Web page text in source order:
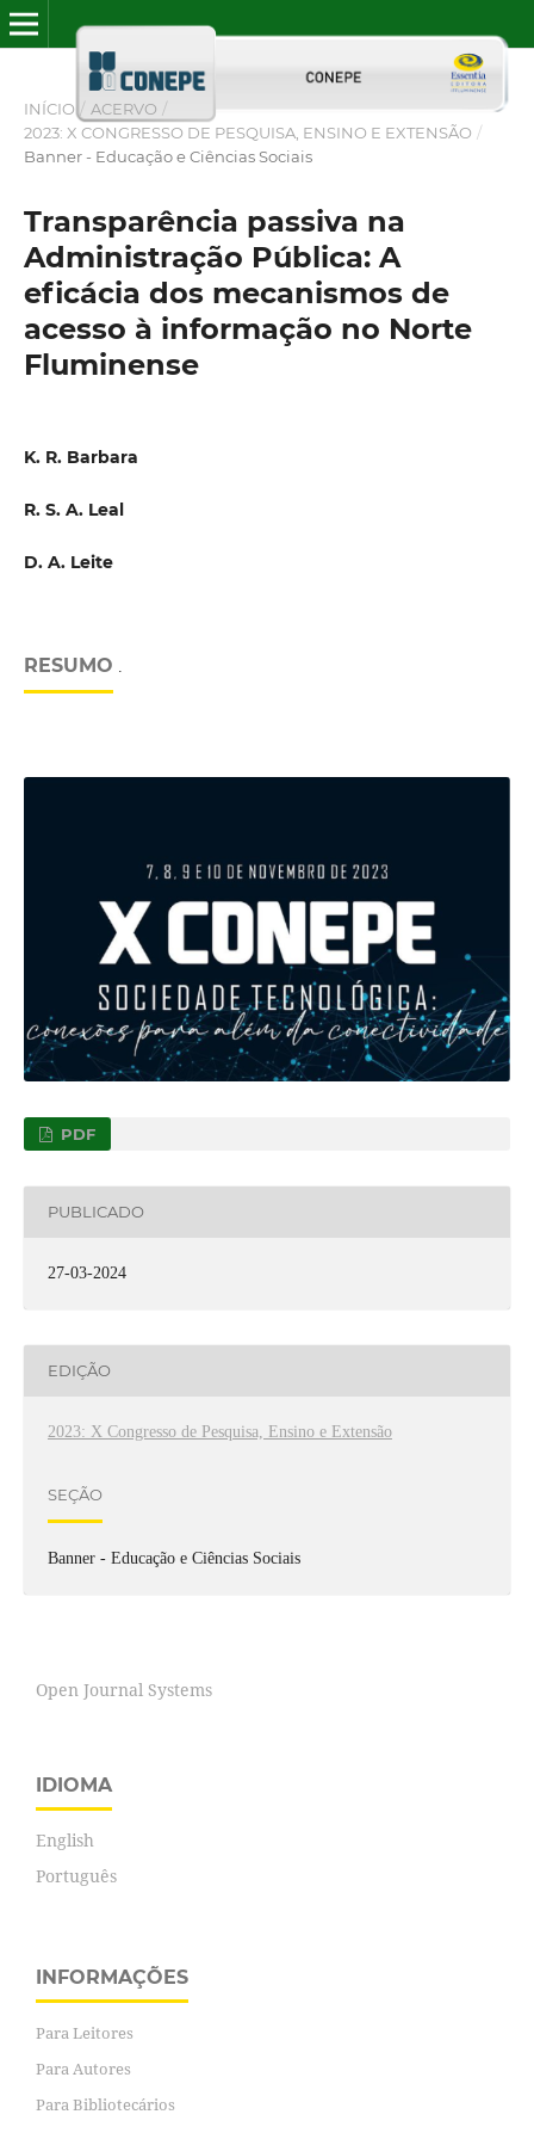
INÍCIO / ACERVO /
2023: X CONGRESSO DE PESQUISA, ENSINO E EXTENSÃO /
Banner - Educação e Ciências Sociais
Transparência passiva na
Administração Pública: A
eficácia dos mecanismos de
acesso à informação no Norte
Fluminense
K. R. Barbara
R. S. A. Leal
D. A. Leite
RESUMO .
PDF
PUBLICADO
27-03-2024
EDIÇÃO
2023: X Congresso de Pesquisa, Ensino e Extensão
SEÇÃO
Banner - Educação e Ciências Sociais
Open Journal Systems
IDIOMA
English
Português
INFORMAÇÕES
Para Leitores
Para Autores
Para Bibliotecários